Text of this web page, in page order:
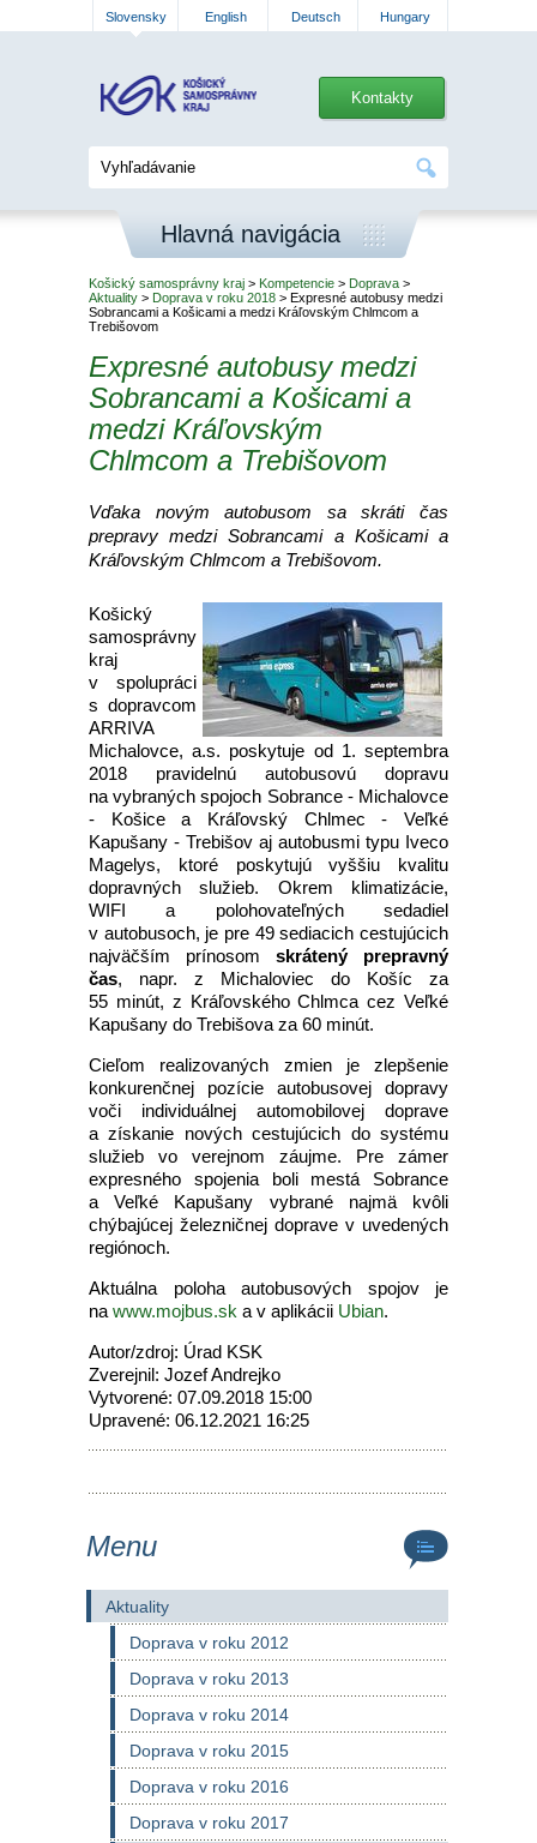
Slovensky English Deutsch Hungary
Kontakty
Hlavná navigácia
Košický samosprávny kraj > Kompetencie > Doprava >
Aktuality > Doprava v roku 2018 > Expresné autobusy medzi
Sobrancami a Košicami a medzi Kráľovským Chlmcom a
Trebišovom
Expresné autobusy medzi
Sobrancami a Košicami a
medzi Kráľovským
Chlmcom a Trebišovom
Vďaka novým autobusom sa skráti čas
prepravy medzi Sobrancami a Košicami a
Kráľovským Chlmcom a Trebišovom.
Košický
samosprávny
kraj
v spolupráci
s dopravcom
ARRIVA
Michalovce, a.s. poskytuje od 1. septembra
2018 pravidelnú autobusovú dopravu
na vybraných spojoch Sobrance - Michalovce
- Košice a Kráľovský Chlmec - Veľké
Kapušany - Trebišov aj autobusmi typu Iveco
Magelys, ktoré poskytujú vyššiu kvalitu
dopravných služieb. Okrem klimatizácie,
WIFI a polohovateľných sedadiel
v autobusoch, je pre 49 sediacich cestujúcich
najväčším prínosom skrátený prepravný
čas, napr. z Michaloviec do Košíc za
55 minút, z Kráľovského Chlmca cez Veľké
Kapušany do Trebišova za 60 minút.
Cieľom realizovaných zmien je zlepšenie
konkurenčnej pozície autobusovej dopravy
voči individuálnej automobilovej doprave
a získanie nových cestujúcich do systému
služieb vo verejnom záujme. Pre zámer
expresného spojenia boli mestá Sobrance
a Veľké Kapušany vybrané najmä kvôli
chýbajúcej železničnej doprave v uvedených
regiónoch.
Aktuálna poloha autobusových spojov je
na www.mojbus.sk a v aplikácii Ubian.
Autor/zdroj: Úrad KSK
Zverejnil: Jozef Andrejko
Vytvorené: 07.09.2018 15:00
Upravené: 06.12.2021 16:25
Menu
Aktuality
Doprava v roku 2012
Doprava v roku 2013
Doprava v roku 2014
Doprava v roku 2015
Doprava v roku 2016
Doprava v roku 2017